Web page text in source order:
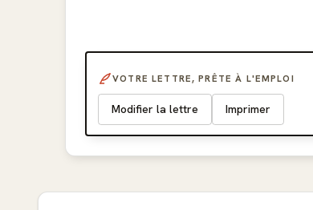
VOTRE LETTRE, PRÊTE À L'EMPLOI
Modifier la lettre Imprimer